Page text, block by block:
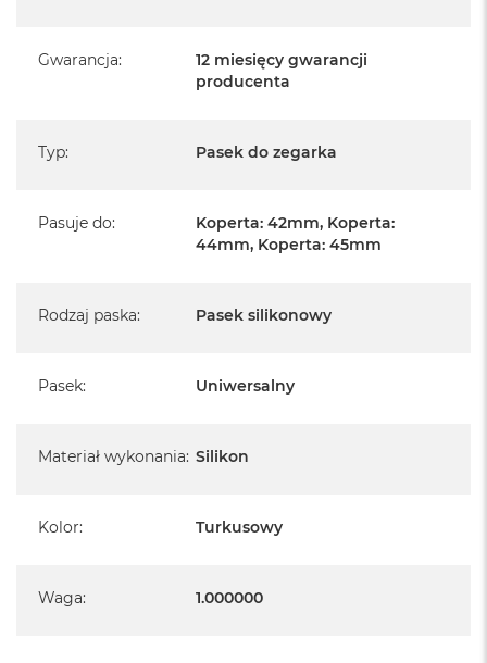
Gwarancja:
12 miesięcy gwarancji
producenta
Typ: Pasek do zegarka
Pasuje do:
Koperta: 42mm, Koperta:
44mm, Koperta: 45mm
Rodzaj paska: Pasek silikonowy
Pasek: Uniwersalny
Materiał wykonania: Silikon
Kolor: Turkusowy
Waga: 1.000000